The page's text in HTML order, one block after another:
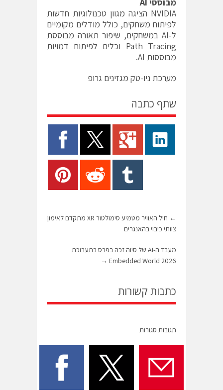
NVIDIA הציגה מגוון טכנולוגיות חדשות
לפיתוח משחקים, כולל מודלים מקומיים
ל-AI במשחקים, שיפור תאורה מבוססת
Path Tracing וכלים לפיתוח דמויות
מבוססות AI.
מערכת ניו-טק מגזינים גרופ
שתף כתבה
←
חיל האוויר מטמיע סימולטור XR מתקדם לאימון
צוותי כיבוי בהאנגרים
מעבד ה-AI של סיוה זכה בפרס בתערוכת
Embedded World 2026
→
כתבות קשורות
תגובות סגורות